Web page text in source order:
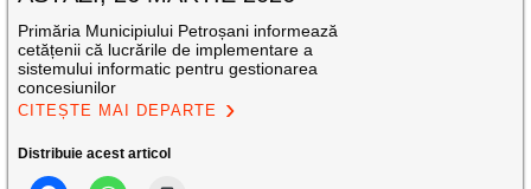
Primăria Municipiului Petroșani informează
cetățenii că lucrările de implementare a
sistemului informatic pentru gestionarea
concesiunilor
CITEȘTE MAI DEPARTE
Distribuie acest articol